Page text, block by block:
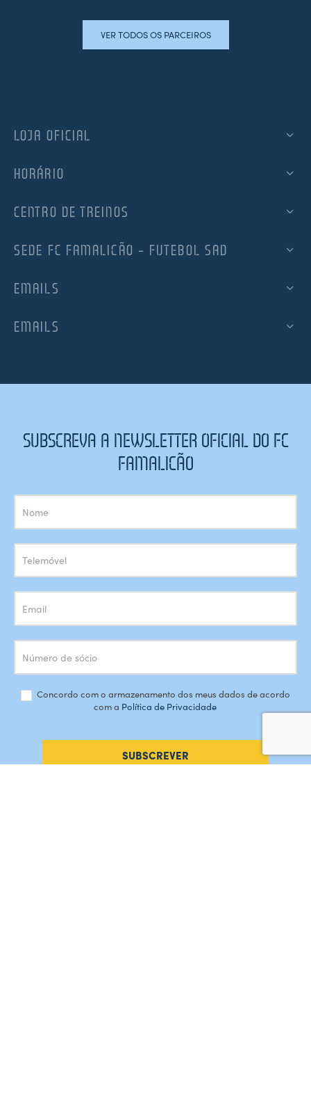
VER TODOS OS PARCEIROS
LOJA OFICIAL
HORÁRIO
CENTRO DE TREINOS
SEDE FC FAMALICÃO – FUTEBOL SAD
EMAILS
EMAILS
SUBSCREVA A NEWSLETTER OFICIAL DO FC
FAMALICÃO
Subscrição
Newsletter
Concordo com o armazenamento dos meus dados de acordo
com a Política de Privacidade
SUBSCREVER